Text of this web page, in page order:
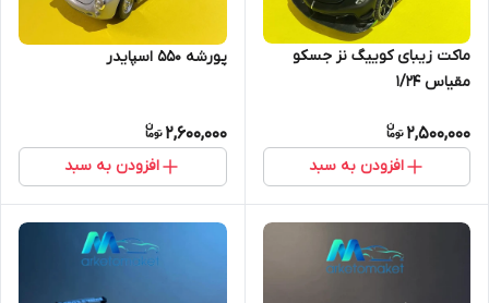
ماکت زیبای کوییگ نز جسکو
مقیاس ۱/۲۴
2,500,000
افزودن به سبد
پورشه ۵۵۰ اسپایدر
2,600,000
افزودن به سبد